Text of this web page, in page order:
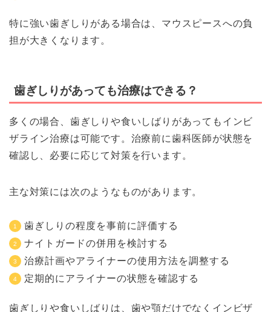
特に強い歯ぎしりがある場合は、マウスピースへの負
担が大きくなります。
歯ぎしりがあっても治療はできる？
多くの場合、歯ぎしりや食いしばりがあってもインビ
ザライン治療は可能です。治療前に歯科医師が状態を
確認し、必要に応じて対策を行います。
主な対策には次のようなものがあります。
歯ぎしりの程度を事前に評価する
ナイトガードの併用を検討する
治療計画やアライナーの使用方法を調整する
定期的にアライナーの状態を確認する
歯ぎしりや食いしばりは、歯や顎だけでなくインビザ